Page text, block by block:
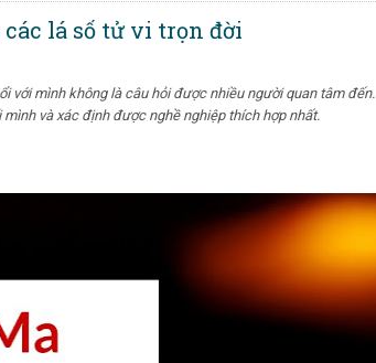
lá số tử vi trọn đời
với mình không là câu hỏi được nhiều người quan tâm đến.
và xác định được nghề nghiệp thích hợp nhất.